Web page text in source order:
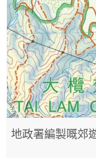
地政署編製嘅郊